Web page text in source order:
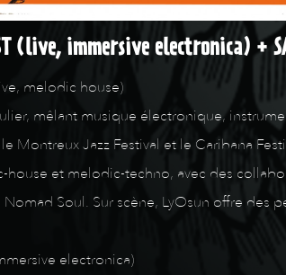
(live, immersive electronica) +
melodic house)
mêlant musique électronique,
Montreux Jazz Festival et le Caribana
et melodic-techno, avec des
Soul. Sur scène, LyOsun offre des
electronica)